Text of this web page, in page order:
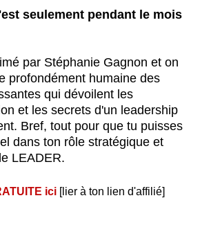
seulement pendant le mois
par Stéphanie Gagnon et on
profondément humaine des
qui dévoilent les
et les secrets d'un leadership
Bref, tout pour que tu puisses
dans ton rôle stratégique et
LEADER.
ici [lier à ton lien d'affilié]